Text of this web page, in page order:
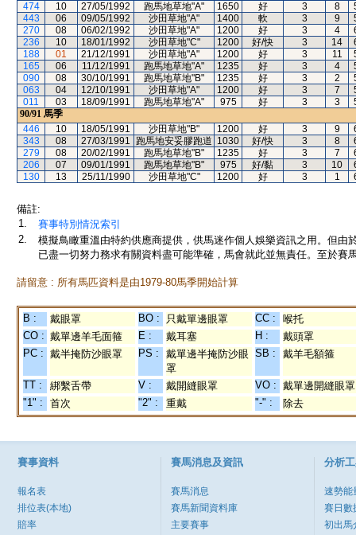
474
10 27/05/1992 跑馬地草地"A" 1650 好 3 8
443
06 09/05/1992 沙田草地"A" 1400 軟 3 9
270
08 06/02/1992 沙田草地"A" 1200 好 3 4
236
10 18/01/1992 沙田草地"C" 1200 好/快 3 14
188
01 21/12/1991 沙田草地"A" 1200 好 3 11
165
06 11/12/1991 跑馬地草地"A" 1235 好 3 4
090
08 30/10/1991 跑馬地草地"B" 1235 好 3 2
063
04 12/10/1991 沙田草地"A" 1200 好 3 7
011
03 18/09/1991 跑馬地草地"A" 975 好 3 3
90/91 馬季
446
10 18/05/1991 沙田草地"B" 1200 好 3 9
343
08 27/03/1991 跑馬地安妥膠跑道 1030 好/快 3 8
279
08 20/02/1991 跑馬地草地"B" 1235 好 3 7
206
07 09/01/1991 跑馬地草地"B" 975 好/黏 3 10
130
13 25/11/1990 沙田草地"C" 1200 好 3 1
備註:
1.
賽事特別情況索引
2.
模擬鳥瞰重溫由特約供應商提供，供馬迷作個人娛樂資訊之用。但
已盡一切努力務求有關資料盡可能準確，馬會就此並無責任。至於賽
請留意 : 所有馬匹資料是由1979-80馬季開始計算
B : 戴眼罩 BO : 只戴單邊眼罩 CC :
喉托
CO : 戴單邊羊毛面箍 E : 戴耳塞 H :
戴頭罩
PC : 戴半掩防沙眼罩 PS :
戴單邊半掩防沙眼
罩
SB : 戴羊毛額箍
TT : 綁繫舌帶 V : 戴開縫眼罩 VO : 戴單邊開縫眼罩
"1" :
首次 "2" : 重戴 "-" : 除去
賽事資料
報名表
排位表(本地)
賠率
賽馬消息及資訊
賽馬消息
賽馬新聞資料庫
主要賽事
分析
速勢能
賽日數
初出馬